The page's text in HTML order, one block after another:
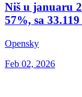
Niš u januaru
57%, sa
Opensky
Feb 02, 2026